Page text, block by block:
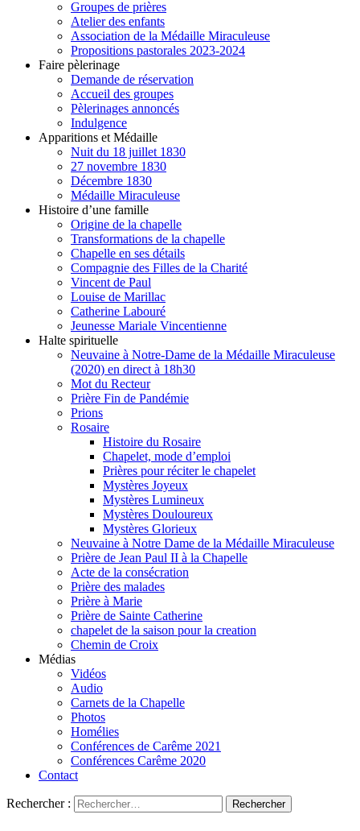
Groupes de prières
Atelier des enfants
Association de la Médaille Miraculeuse
Propositions pastorales 2023-2024
Faire pèlerinage
Demande de réservation
Accueil des groupes
Pèlerinages annoncés
Indulgence
Apparitions et Médaille
Nuit du 18 juillet 1830
27 novembre 1830
Décembre 1830
Médaille Miraculeuse
Histoire d’une famille
Origine de la chapelle
Transformations de la chapelle
Chapelle en ses détails
Compagnie des Filles de la Charité
Vincent de Paul
Louise de Marillac
Catherine Labouré
Jeunesse Mariale Vincentienne
Halte spirituelle
Neuvaine à Notre-Dame de la Médaille Miraculeuse
(2020) en direct à 18h30
Mot du Recteur
Prière Fin de Pandémie
Prions
Rosaire
Histoire du Rosaire
Chapelet, mode d’emploi
Prières pour réciter le chapelet
Mystères Joyeux
Mystères Lumineux
Mystères Douloureux
Mystères Glorieux
Neuvaine à Notre Dame de la Médaille Miraculeuse
Prière de Jean Paul II à la Chapelle
Acte de la consécration
Prière des malades
Prière à Marie
Prière de Sainte Catherine
chapelet de la saison pour la creation
Chemin de Croix
Médias
Vidéos
Audio
Carnets de la Chapelle
Photos
Homélies
Conférences de Carême 2021
Conférences Carême 2020
Contact
Rechercher :